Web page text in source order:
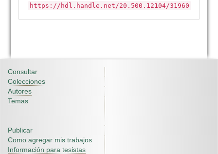
https://hdl.handle.net/20.500.12104/31960
Consultar
Colecciones
Autores
Temas
Publicar
Como agregar mis trabajos
Información para tesistas